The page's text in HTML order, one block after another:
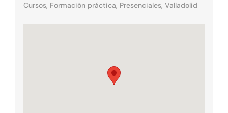
Cursos, Formación práctica, Presenciales, Valladolid